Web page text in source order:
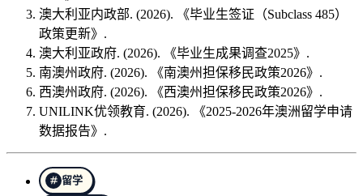
澳大利亚内政部. (2026). 《毕业生签证（Subclass 485）
政策更新》.
澳大利亚政府. (2026). 《毕业生成果调查2025》.
南澳州政府. (2026). 《南澳州担保移民政策2026》.
西澳州政府. (2026). 《西澳州担保移民政策2026》.
UNILINK优领教育. (2026). 《2025-2026年澳洲留学申请
数据报告》.
留学